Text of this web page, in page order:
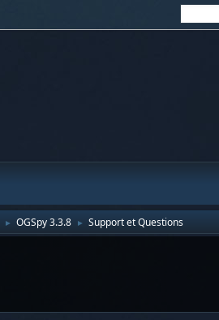
► OGSpy 3.3.8 ► Support et Questions